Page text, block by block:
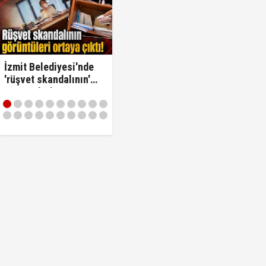
İzmit Belediyesi'nde
'rüşvet skandalının'
görüntüleri ortaya
çıktı! ‘Oraya koy ben
oradan alırım…'